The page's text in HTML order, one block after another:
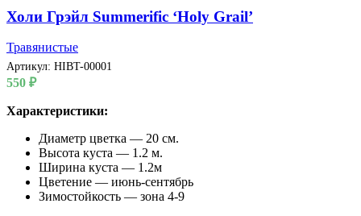
Холи Грэйл Summerific ‘Holy Grail’
Травянистые
Артикул: HIBT-00001
550 ₽
Характеристики:
Диаметр цветка — 20 см.
Высота куста — 1.2 м.
Ширина куста — 1.2м
Цветение — июнь-сентябрь
Зимостойкость — зона 4-9